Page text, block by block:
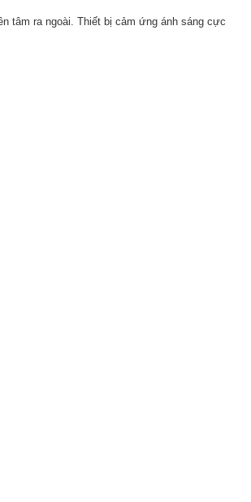
tâm ra ngoài. Thiết bị cảm ứng ánh sáng cực